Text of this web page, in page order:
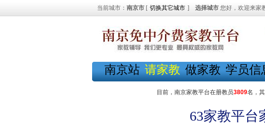
当前城市： 南京市 [ 切换其它城市 ] 选择城市 您好，欢迎来家
南京站 请家教 做家教 学员信
目前，南京家教平台在册教员3809名，
63家教平台